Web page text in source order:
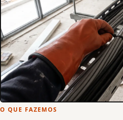
O QUE FAZEMOS